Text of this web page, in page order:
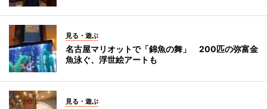
見る・遊ぶ
名古屋マリオットで「錦魚の舞」 200匹の弥富金
魚泳ぐ、浮世絵アートも
見る・遊ぶ